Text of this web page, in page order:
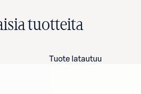
tuotteita
Tuote latautuu